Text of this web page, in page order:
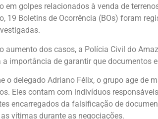
em golpes relacionados à venda de
19 Boletins de Ocorrência (BOs) foram
aumento dos casos, a Polícia Civil do
a importância de garantir que documentos
o delegado Adriano Félix, o grupo age de
Eles contam com indivíduos
encarregados da falsificação de
vítimas durante as negociações.